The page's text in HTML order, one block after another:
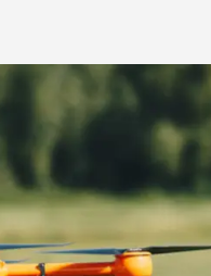
Grupe na